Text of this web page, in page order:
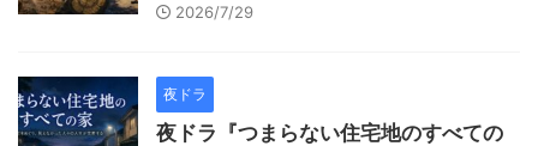
2026/7/29
夜ドラ
夜ドラ『つまらない住宅地のすべての